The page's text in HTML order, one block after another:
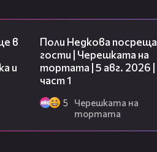
в
и
Поли Недкова посреща
гости | Черешката на
тортата | 5 авг. 2026 |
част 1
5
Черешката на
тортата